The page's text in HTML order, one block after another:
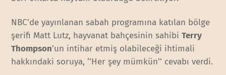
NBC’de yayınlanan sabah programına katılan bölge
şerifi Matt Lutz, hayvanat bahçesinin sahibiTerry
Thompson’un intihar etmiş olabileceği ihtimali
hakkındaki soruya, ‘’Her şey mümkün’’ cevabı verdi.